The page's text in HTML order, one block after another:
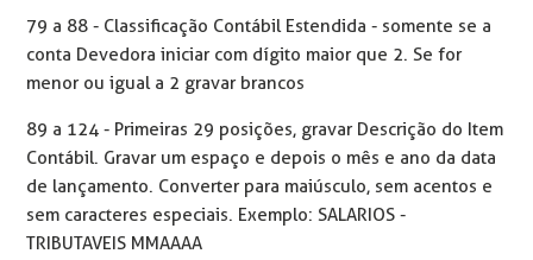
79 a 88 - Classificação Contábil Estendida - somente se a
conta Devedora iniciar com dígito maior que 2. Se for
menor ou igual a 2 gravar brancos
89 a 124 - Primeiras 29 posições, gravar Descrição do Item
Contábil. Gravar um espaço e depois o mês e ano da data
de lançamento. Converter para maiúsculo, sem acentos e
sem caracteres especiais. Exemplo: SALARIOS -
TRIBUTAVEIS MMAAAA